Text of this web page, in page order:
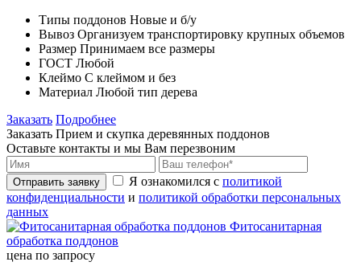
Типы поддонов Новые и б/у
Вывоз Организуем транспортировку крупных объемов
Размер Принимаем все размеры
ГОСТ Любой
Клеймо С клеймом и без
Материал Любой тип дерева
Заказать Подробнее
Заказать Прием и скупка деревянных поддонов
Оставьте контакты и мы Вам перезвоним
Отправить заявку Я ознакомился с политикой
конфиденциальности и политикой обработки персональных
данных
Фитосанитарная
обработка поддонов
цена по запросу